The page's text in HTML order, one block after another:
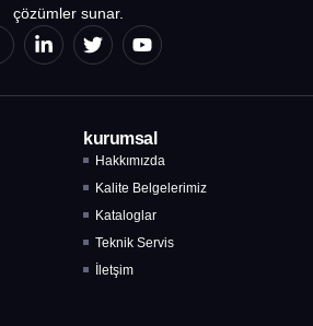
çözümler sunar.
kurumsal
Hakkımızda
Kalite Belgelerimiz
Kataloglar
Teknik Servis
İletşim